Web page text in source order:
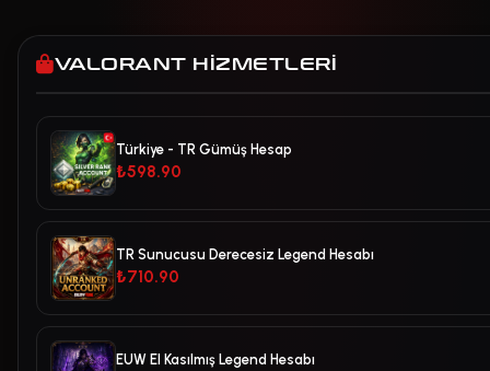
VALORANT HIZMETLERI
Türkiye - TR Gümüş Hesap
₺598.90
TR Sunucusu Derecesiz Legend Hesabı
₺710.90
EUW El Kasılmış Legend Hesabı